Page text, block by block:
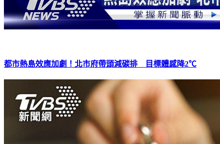
都市熱島效應加劇！北市府帶頭減碳排 目標體感降2℃